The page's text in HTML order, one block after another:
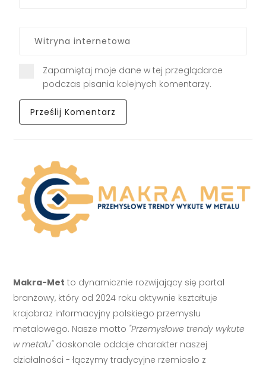
Zapamiętaj moje dane w tej przeglądarce
podczas pisania kolejnych komentarzy.
Makra-Met to dynamicznie rozwijający się portal
branżowy, który od 2024 roku aktywnie kształtuje
krajobraz informacyjny polskiego przemysłu
metalowego. Nasze motto "Przemysłowe trendy wykute
w metalu"doskonale oddaje charakter naszej
działalności - łączymy tradycyjne rzemiosło z